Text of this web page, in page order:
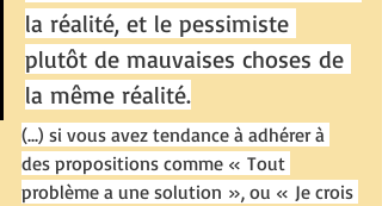
la réalité, et le pessimiste
plutôt de mauvaises choses de
la même réalité.
(...) si vous avez tendance à adhérer à
des propositions comme « Tout
problème a une solution », ou « Je crois